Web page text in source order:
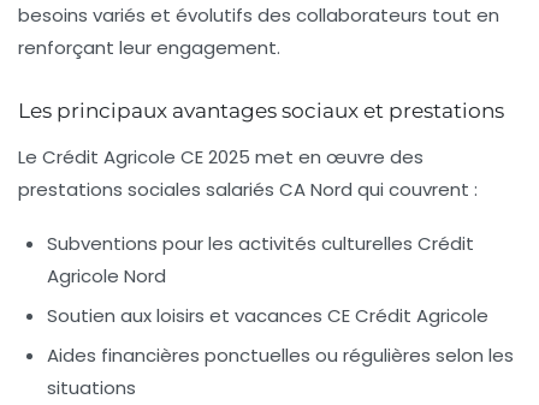
besoins variés et évolutifs des collaborateurs tout en
renforçant leur engagement.
Les principaux avantages sociaux et prestations
Le Crédit Agricole CE 2025 met en œuvre des
prestations sociales salariés CA Nord qui couvrent :
Subventions pour les activités culturelles Crédit
Agricole Nord
Soutien aux loisirs et vacances CE Crédit Agricole
Aides financières ponctuelles ou régulières selon les
situations